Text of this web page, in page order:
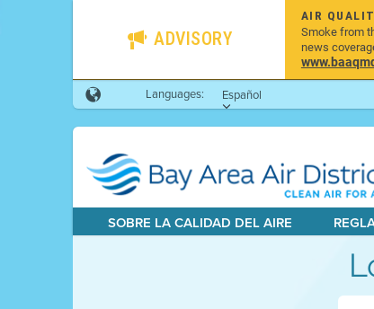
ADVISORY
AIR
Smoke from
news
Languages: Español
SOBRE LA CALIDAD DEL AIRE